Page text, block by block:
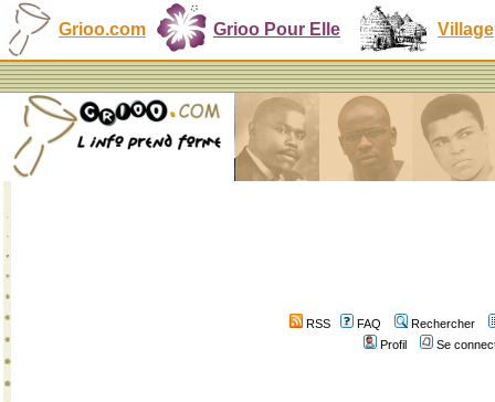
Grioo.com Grioo Pour Elle Village
RSS FAQ
Rechercher
Profil
Se